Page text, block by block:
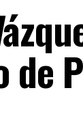
de